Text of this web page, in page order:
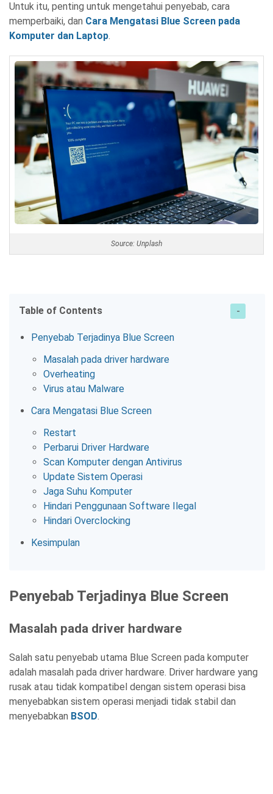
Untuk itu, penting untuk mengetahui penyebab, cara
memperbaiki, dan Cara Mengatasi Blue Screen pada
Komputer dan Laptop.
Source: Unplash
Table of Contents
Penyebab Terjadinya Blue Screen
Masalah pada driver hardware
Overheating
Virus atau Malware
Cara Mengatasi Blue Screen
Restart
Perbarui Driver Hardware
Scan Komputer dengan Antivirus
Update Sistem Operasi
Jaga Suhu Komputer
Hindari Penggunaan Software Ilegal
Hindari Overclocking
Kesimpulan
Penyebab Terjadinya Blue Screen
Masalah pada driver hardware
Salah satu penyebab utama Blue Screen pada komputer
adalah masalah pada driver hardware. Driver hardware yang
rusak atau tidak kompatibel dengan sistem operasi bisa
menyebabkan sistem operasi menjadi tidak stabil dan
menyebabkan BSOD.